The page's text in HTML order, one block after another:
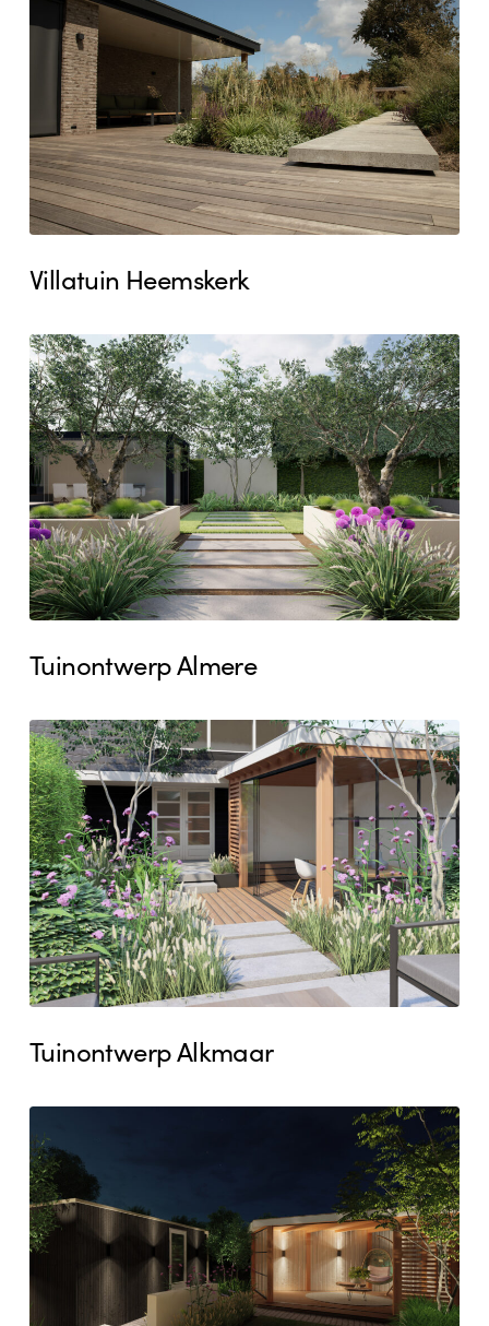
Villatuin Heemskerk
Tuinontwerp
Almere
Tuinontwerp Almere
Tuinontwerp
Alkmaar
Tuinontwerp Alkmaar
Heemskerk